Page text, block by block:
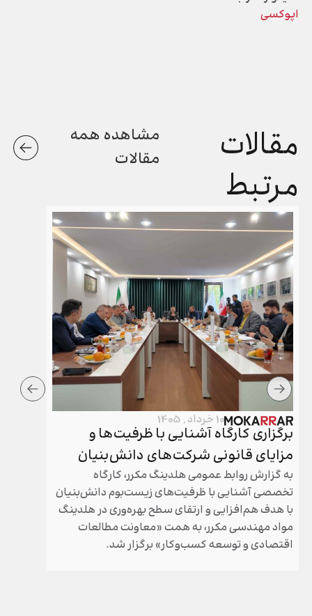
اپوکسی
مقالات
مرتبط
مشاهده همه
مقالات
10 خرداد , 1405
برگزاری کارگاه آشنایی با ظرفیت‌ها و
مزایای قانونی شرکت‌های دانش‌بنیان
به گزارش روابط عمومی هلدینگ مکرر، کارگاه
تخصصی آشنایی با ظرفیت‌های زیست‌بوم دانش‌بنیان
با هدف هم‌افزایی و ارتقای سطح بهره‌وری در هلدینگ
مواد مهندسی مکرر، به همت «معاونت مطالعات
اقتصادی و توسعه کسب‌وکار» برگزار شد.